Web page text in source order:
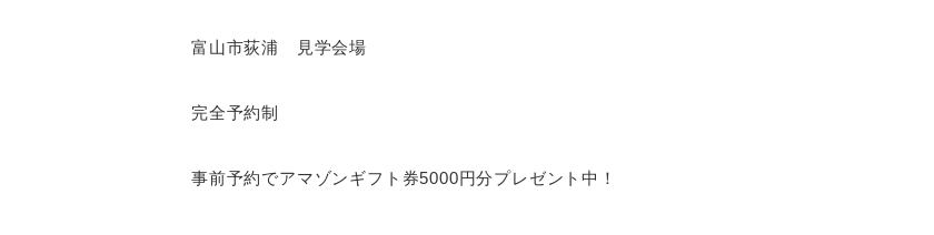
富山市荻浦 見学会場
完全予約制
事前予約でアマゾンギフト券5000円分プレゼント中！